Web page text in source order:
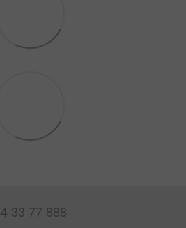
33 77 888